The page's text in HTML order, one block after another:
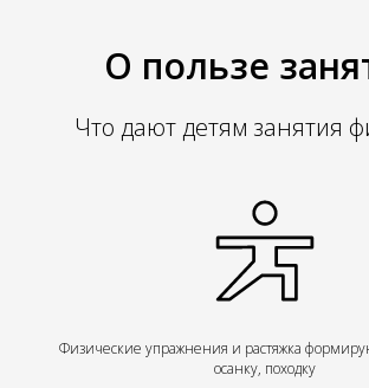
О пользе
Что дают детям занятия
Физические упражнения и растяжка
осанку, походку